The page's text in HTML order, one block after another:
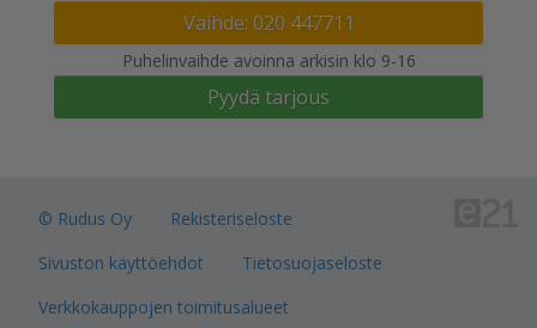
Vaihde: 020 447711
Puhelinvaihde avoinna arkisin klo 9-16
Pyydä tarjous
© Rudus Oy
Rekisteriseloste
Sivuston käyttöehdot
Tietosuojaseloste
Verkkokauppojen toimitusalueet